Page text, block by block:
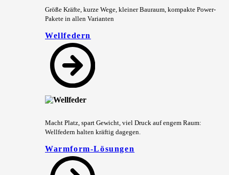
Größe Kräfte, kurze Wege, kleiner Bauraum, kompakte Power-
Pakete in allen Varianten
Wellfedern
Macht Platz, spart Gewicht, viel Druck auf engem Raum:
Wellfedern halten kräftig dagegen.
Warmform-Lösungen